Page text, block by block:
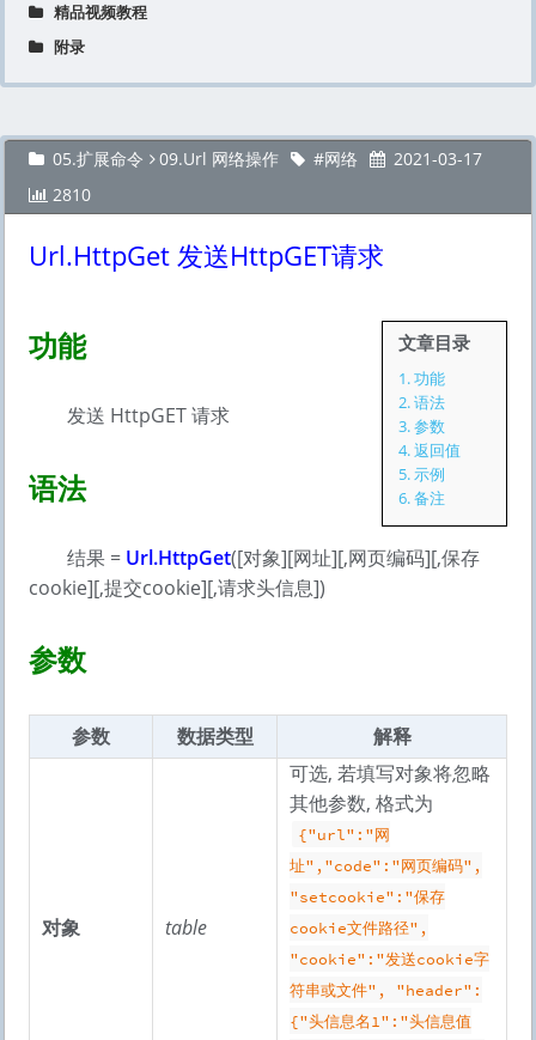
精品视频教程
附录
05.扩展命令 09.Url 网络操作 网络
2021-03-17
2810
Url.HttpGet 发送HttpGET请求
文章目录
1.功能
2.语法
3.参数
4.返回值
5.示例
6.备注
功能
发送 HttpGET 请求
语法
结果 = Url.HttpGet([对象][网址][,网页编码][,保存
cookie][,提交cookie][,请求头信息])
参数
参数 数据类型 解释
对象 table
可选, 若填写对象将忽略
其他参数, 格式为
{"url":"网
址","code":"网页编码",
"setcookie":"保存
cookie文件路径",
"cookie":"发送cookie字
符串或文件", "header":
{"头信息名1":"头信息值